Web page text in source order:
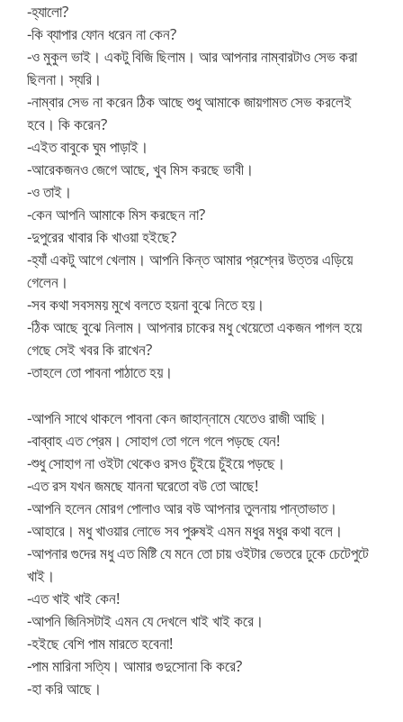
-হ্যালো?
-কি ব্যাপার ফোন ধরেন না কেন?
-ও মুকুল ভাই। একটু বিজি ছিলাম। আর আপনার নাম্বারটাও সেভ করা
ছিলনা। স্যরি।
-নাম্বার সেভ না করেন ঠিক আছে শুধু আমাকে জায়গামত সেভ করলেই
হবে। কি করেন?
-এইত বাবুকে ঘুম পাড়াই।
-আরেকজনও জেগে আছে, খুব মিস করছে ভাবী।
-ও তাই।
-কেন আপনি আমাকে মিস করছেন না?
-দুপুরের খাবার কি খাওয়া হইছে?
-হ্যাঁ একটু আগে খেলাম। আপনি কিন্ত আমার প্রশ্নের উত্তর এড়িয়ে
গেলেন।
-সব কথা সবসময় মুখে বলতে হয়না বুঝে নিতে হয়।
-ঠিক আছে বুঝে নিলাম। আপনার চাকের মধু খেয়েতো একজন পাগল হয়ে
গেছে সেই খবর কি রাখেন?
-তাহলে তো পাবনা পাঠাতে হয়।
-আপনি সাথে থাকলে পাবনা কেন জাহান্নামে যেতেও রাজী আছি।
-বাব্বাহ এত প্রেম। সোহাগ তো গলে গলে পড়ছে যেন!
-শুধু সোহাগ না ওইটা থেকেও রসও চুঁইয়ে চুঁইয়ে পড়ছে।
-এত রস যখন জমছে যাননা ঘরেতো বউ তো আছে!
-আপনি হলেন মোরগ পোলাও আর বউ আপনার তুলনায় পান্তাভাত।
-আহারে। মধু খাওয়ার লোভে সব পুরুষই এমন মধুর মধুর কথা বলে।
-আপনার গুদের মধু এত মিষ্টি যে মনে তো চায় ওইটার ভেতরে ঢুকে চেটেপুটে
খাই।
-এত খাই খাই কেন!
-আপনি জিনিসটাই এমন যে দেখলে খাই খাই করে।
-হইছে বেশি পাম মারতে হবেনা!
-পাম মারিনা সত্যি। আমার গুদুসোনা কি করে?
-হা করি আছে।